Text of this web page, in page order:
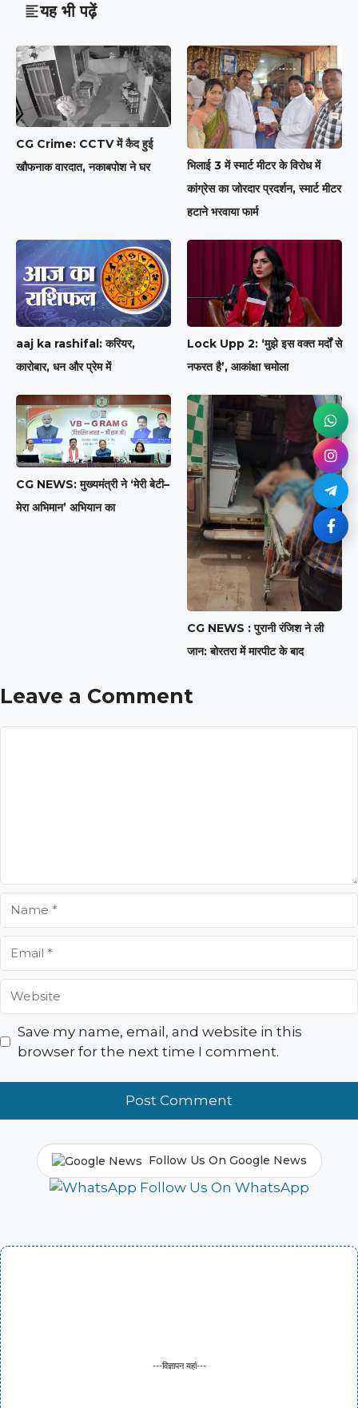
यह भी पढ़ें
CG Crime: CCTV में कैद हुई
खौफनाक वारदात, नकाबपोश ने घर
भिलाई 3 में स्मार्ट मीटर के विरोध में
कांग्रेस का जोरदार प्रदर्शन, स्मार्ट मीटर
हटाने भरवाया फार्म
aaj ka rashifal: करियर,
कारोबार, धन और प्रेम में
Lock Upp 2: ‘मुझे इस वक्त मर्दों से
नफरत है’, आकांक्षा चमोला
CG NEWS: मुख्यमंत्री ने ‘मेरी बेटी–
मेरा अभिमान’ अभियान का
CG NEWS : पुरानी रंजिश ने ली
जान: बोरतरा में मारपीट के बाद
Leave a Comment
Save my name, email, and website in this
browser for the next time I comment.
Follow Us On Google News
Follow Us On WhatsApp
---विज्ञापन यहां---